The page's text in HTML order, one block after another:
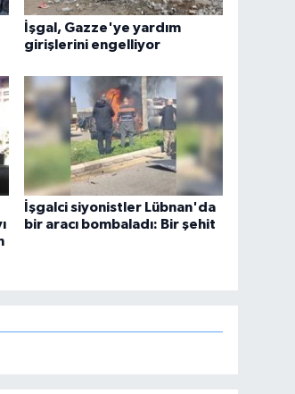
İşgal, Gazze'ye yardım
girişlerini engelliyor
İşgalci siyonistler Lübnan'da
bir aracı bombaladı: Bir şehit